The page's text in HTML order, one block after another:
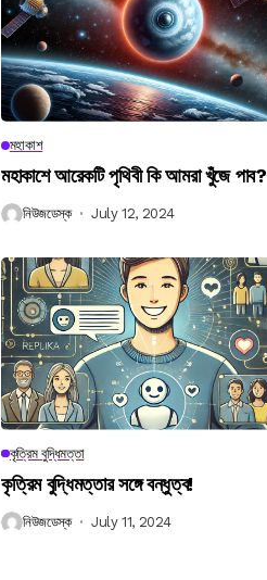
মহাকাশ
মহাকাশে আরেকটি পৃথিবী কি আমরা খুঁজে পাব?
নিউজডেস্ক July 12, 2024
কৃত্রিম বুদ্ধিমত্তা
কৃত্রিম বুদ্ধিমত্তার সঙ্গে বন্ধুত্ব!
নিউজডেস্ক July 11, 2024